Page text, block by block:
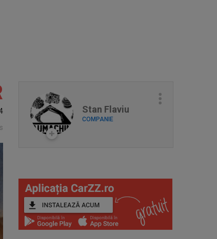
Stan Flaviu
COMPANIE